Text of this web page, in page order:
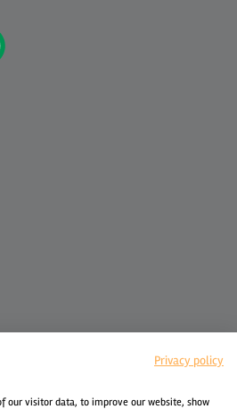
Privacy policy
our visitor data, to improve our website, show